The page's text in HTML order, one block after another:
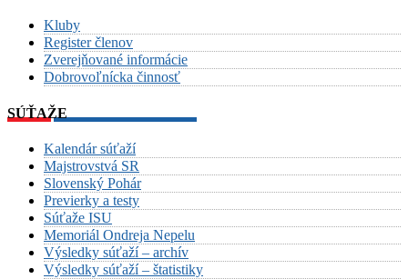
Kluby
Register členov
Zverejňované informácie
Dobrovoľnícka činnosť
SÚŤAŽE
Kalendár súťaží
Majstrovstvá SR
Slovenský Pohár
Previerky a testy
Súťaže ISU
Memoriál Ondreja Nepelu
Výsledky súťaží – archív
Výsledky súťaží – štatistiky